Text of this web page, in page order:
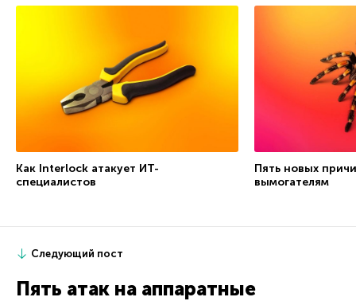
Как Interlock атакует ИТ-
специалистов
Пять новых
вымогателям
Следующий пост
Пять атак на аппаратные